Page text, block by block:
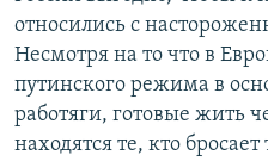
относились с
Несмотря на то что в
путинского режима в
работяги, готовые жить
находятся те, кто